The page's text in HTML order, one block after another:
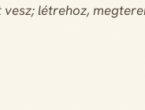
létrehoz,